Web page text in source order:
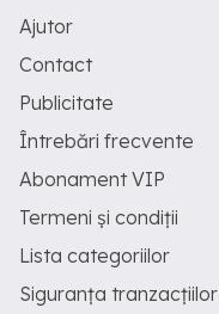
Ajutor
Contact
Publicitate
Întrebări frecvente
Abonament VIP
Termeni și condiții
Lista categoriilor
Siguranța tranzacțiilor